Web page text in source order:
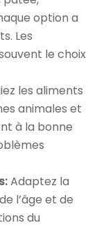
option a
Les
le choix
les aliments
animales et
à la bonne
Adaptez la
l’âge et de
du